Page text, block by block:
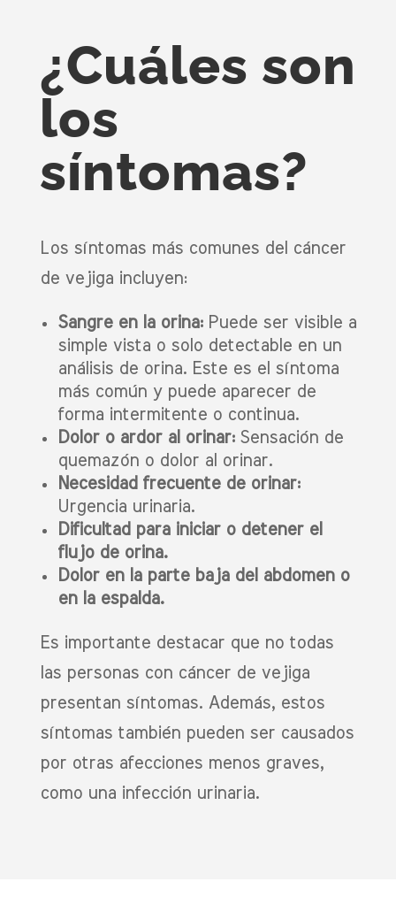
¿Cuáles son
los
síntomas?
Los síntomas más comunes del cáncer
de vejiga incluyen:
Sangre en la orina:Puede ser visible a
simple vista o solo detectable en un
análisis de orina. Este es el síntoma
más común y puede aparecer de
forma intermitente o continua.
Dolor o ardor al orinar:Sensación de
quemazón o dolor al orinar.
Necesidad frecuente de orinar:
Urgencia urinaria.
Dificultad para iniciar o detener el
flujo de orina.
Dolor en la parte baja del abdomen o
en la espalda.
Es importante destacar que no todas
las personas con cáncer de vejiga
presentan síntomas. Además, estos
síntomas también pueden ser causados
por otras afecciones menos graves,
como una infección urinaria.